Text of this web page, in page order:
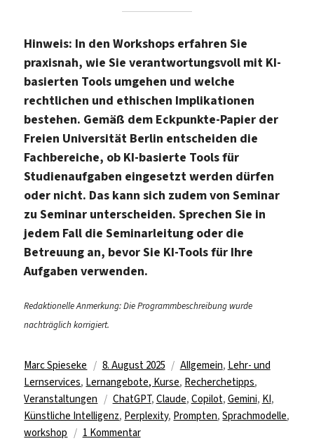
Hinweis: In den Workshops erfahren Sie
praxisnah, wie Sie verantwortungsvoll mit KI-
basierten Tools umgehen und welche
rechtlichen und ethischen Implikationen
bestehen. Gemäß dem Eckpunkte-Papier der
Freien Universität Berlin entscheiden die
Fachbereiche, ob KI-basierte Tools für
Studienaufgaben eingesetzt werden dürfen
oder nicht. Das kann sich zudem von Seminar
zu Seminar unterscheiden. Sprechen Sie in
jedem Fall die Seminarleitung oder die
Betreuung an, bevor Sie KI-Tools für Ihre
Aufgaben verwenden.
Redaktionelle Anmerkung: Die Programmbeschreibung wurde
nachträglich korrigiert.
Autor
Marc Spieseke
Veröffentlicht
am
8. August 2025 Kategorien
Allgemein, Lehr- und
Lernservices, Lernangebote, Kurse, Recherchetipps,
Veranstaltungen
Schlagwörter
ChatGPT, Claude, Copilot, Gemini, KI,
Künstliche Intelligenz, Perplexity, Prompten,Sprachmodelle,
workshop
1 Kommentarzu